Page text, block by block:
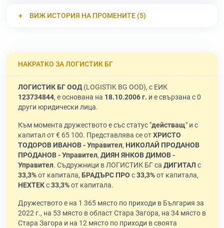
ВИЖ ИСТОРИЯ НА ПРОМЕНИТЕ (5)
НАКРАТКО ЗА ЛОГИСТИК БГ
ЛОГИСТИК БГ ООД(LOGISTIK BG OOD), с ЕИК
123734844, е основана на 18.10.2006 г. и е свързана с 0
други юридически лица.
Към момента дружеството е със статус "действащ" и с
капитал от € 65 100. Представлява се отХРИСТО
ТОДОРОВ ИВАНОВ - Управител, НИКОЛАЙ ПРОДАНОВ
ПРОДАНОВ - Управител, ДИЯН ЯНКОВ ДИМОВ -
Управител. Съдружници в ЛОГИСТИК БГ са ДИГИТАЛ с
33,3%от капитала, БРАДЪРС ПРО с33,3%от капитала,
НЕХТЕКс33,3%от капитала.
Дружеството е на 1 365 място по приходи в България за
2022 г., на 53 място в област Стара Загора, на 34 място в
Стара Загора и на 12 място по приходи в своята